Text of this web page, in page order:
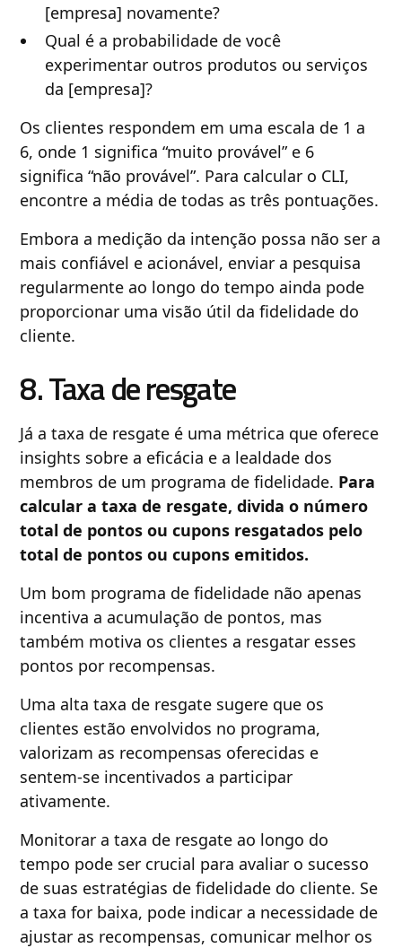
[empresa] novamente?
Qual é a probabilidade de você
experimentar outros produtos ou serviços
da [empresa]?
Os clientes respondem em uma escala de 1 a
6, onde 1 significa “muito provável” e 6
significa “não provável”. Para calcular o CLI,
encontre a média de todas as três pontuações.
Embora a medição da intenção possa não ser a
mais confiável e acionável, enviar a pesquisa
regularmente ao longo do tempo ainda pode
proporcionar uma visão útil da fidelidade do
cliente.
8. Taxa de resgate
Já a taxa de resgate é uma métrica que oferece
insights sobre a eficácia e a lealdade dos
membros de um programa de fidelidade. Para
calcular a taxa de resgate, divida o número
total de pontos ou cupons resgatados pelo
total de pontos ou cupons emitidos.
Um bom programa de fidelidade não apenas
incentiva a acumulação de pontos, mas
também motiva os clientes a resgatar esses
pontos por recompensas.
Uma alta taxa de resgate sugere que os
clientes estão envolvidos no programa,
valorizam as recompensas oferecidas e
sentem-se incentivados a participar
ativamente.
Monitorar a taxa de resgate ao longo do
tempo pode ser crucial para avaliar o sucesso
de suas estratégias de fidelidade do cliente. Se
a taxa for baixa, pode indicar a necessidade de
ajustar as recompensas, comunicar melhor os